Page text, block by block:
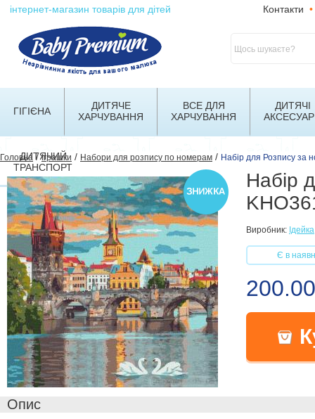
інтернет-магазин товарів для дітей Контакти •
ГІГІЄНА
ДИТЯЧЕ
ХАРЧУВАННЯ
ВСЕ ДЛЯ
ХАРЧУВАННЯ
ДИТЯЧІ
ДИТЯЧИЙ
ТРАНСПОРТ
Головна/Іграшки / Набори для розпису по номерам / Набір для Розпису за
Набір
Виробник: Ідейка
Є в
Опис